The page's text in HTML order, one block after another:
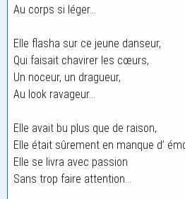
Au corps si léger…
Elle flasha sur ce jeune danseur,
Qui faisait chavirer les cœurs,
Un noceur, un dragueur,
Au look ravageur…
Elle avait bu plus que de raison,
Elle était sûrement en manque d’
Elle se livra avec passion
Sans trop faire attention…